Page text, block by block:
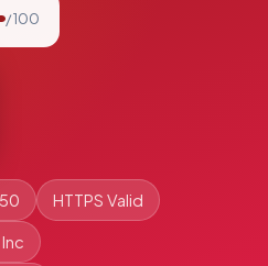
/ 100
HTTPS Valid